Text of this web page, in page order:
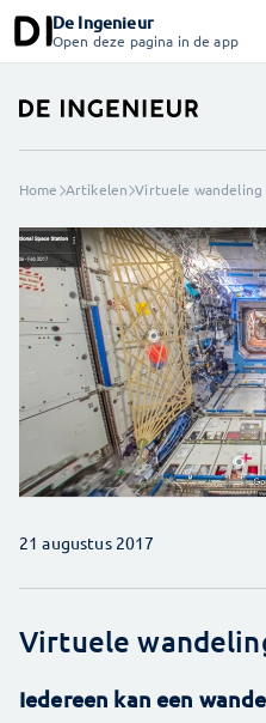
De Ingenieur
Open deze pagina in de app
Home Artikelen Virtuele wandeling
21 augustus 2017
Virtuele
Iedereen kan een